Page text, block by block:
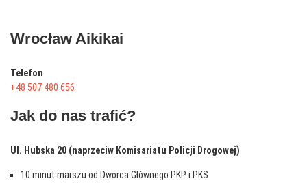
Wrocław Aikikai
Telefon
+48 507 480 656
Jak do nas trafić?
Ul. Hubska 20 (naprzeciw Komisariatu Policji Drogowej)
10 minut marszu od Dworca Głównego PKP i PKS